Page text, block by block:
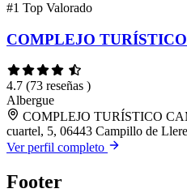
#1 Top Valorado
COMPLEJO
4.7 (73 reseñas )
Albergue
COMPLEJO TURÍSTICO
cuartel, 5, 06443 Campillo de
Ver perfil completo
Footer